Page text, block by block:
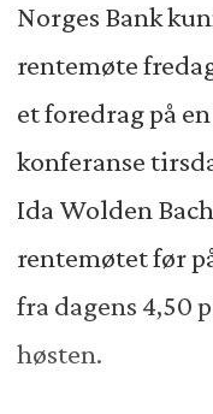
Norges Bank
rentemøte
et foredrag på
konferanse
Ida Wolden
rentemøtet før
fra dagens 4,50
høsten.